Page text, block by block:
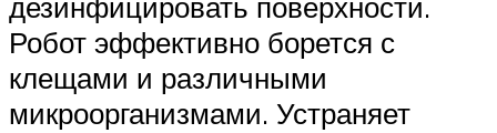
Робот эффективно борется с
клещами и различными
микроорганизмами. Устраняет